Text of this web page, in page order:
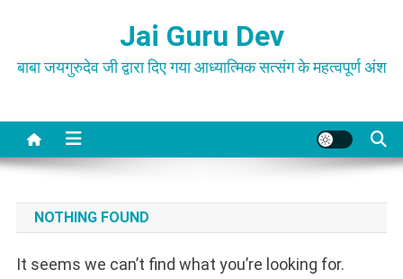
content
Jai Guru Dev
बाबा जयगुरुदेव जी द्वारा दिए गया आध्यात्मिक सत्संग के महत्वपूर्ण अंश
NOTHING FOUND
It seems we can’t find what you’re looking for.